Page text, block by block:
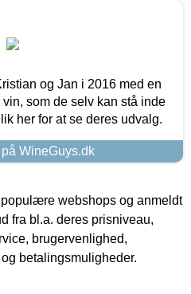
og Jan i 2016 med en
som de selv kan stå inde
her for at se deres udvalg.
WineGuys.dk
webshops og anmeldt
fra bl.a. deres prisniveau,
brugervenlighed,
betalingsmuligheder.